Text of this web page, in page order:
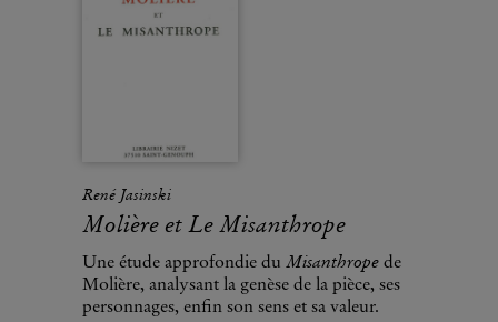
René Jasinski
Molière et Le Misanthrope
Une étude approfondie du Misanthrope de
Molière, analysant la genèse de la pièce, ses
personnages, enfin son sens et sa valeur.